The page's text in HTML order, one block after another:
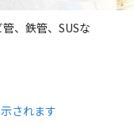
、鉄管、SUSな
されます